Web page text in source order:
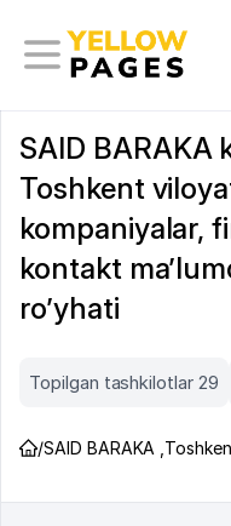
SAID BARAKA
Toshkent
kompaniyalar,
kontakt
ro’yhati
Topilgan tashkilotlar 29
/SAID BARAKA